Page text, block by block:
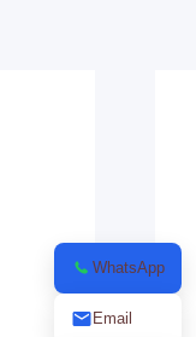
WhatsApp
Email